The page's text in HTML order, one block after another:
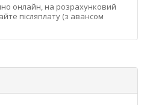
онлайн, на розрахунковий
післяплату (з авансом